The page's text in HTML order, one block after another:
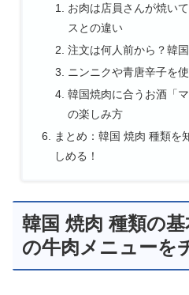
お肉は店員さんが焼い
スとの違い
注文は何人前から？韓
ニンニクや青唐辛子を
韓国焼肉に合うお酒「
の楽しみ方
まとめ：韓国 焼肉 種類を
しめる！
韓国 焼肉 種類の
の牛肉メニューを